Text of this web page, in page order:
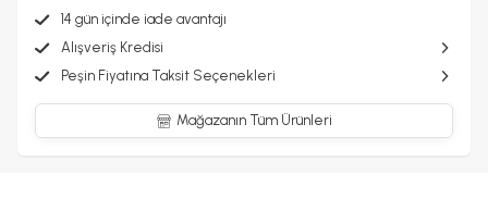
14 gün içinde iade avantajı
Alışveriş Kredisi
Peşin Fiyatına Taksit Seçenekleri
Mağazanın Tüm Ürünleri